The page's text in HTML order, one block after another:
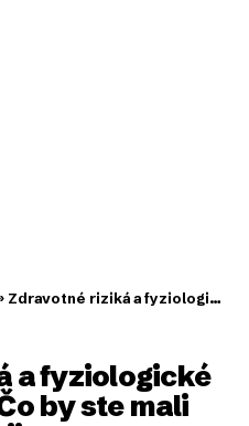
Zdravotné riziká a fyziologické účinky hexánu: Čo by ste mali vedieť o expozícii na pracovisku a doma
a fyziologické
by ste mali